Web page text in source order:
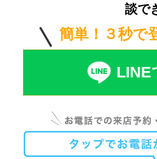
談で
簡単！３秒で
LINE